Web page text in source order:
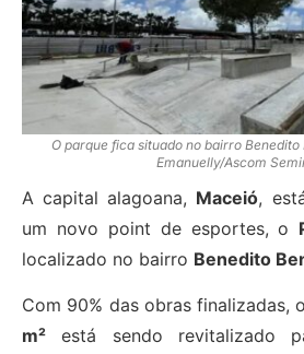
O parque fica situado no bairro Benedito
Emanuelly/Ascom
A capital alagoana, Maceió,
um novo point de esportes, o
localizado no bairro Benedito
Com 90% das obras finalizadas,
m² está sendo revitalizado